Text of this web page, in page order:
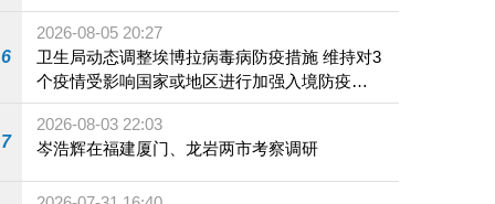
6
2026-08-05 20:27
卫生局动态调整埃博拉病毒病防疫措施 维持对3
个疫情受影响国家或地区进行加强入境防疫措
施
7
2026-08-03 22:03
岑浩辉在福建厦门、龙岩两市考察调研